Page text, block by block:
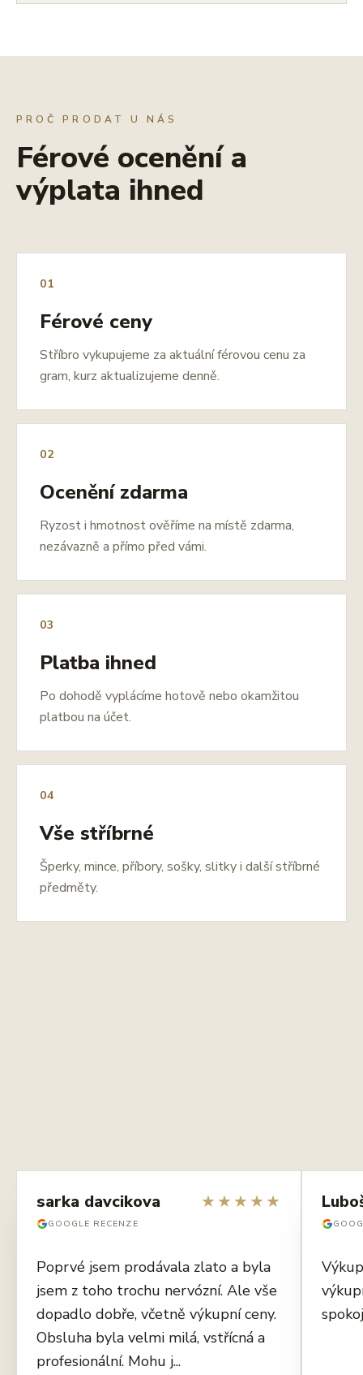
PROČ PRODAT U NÁS
Férové ocenění a
výplata ihned
01
Férové ceny
Stříbro vykupujeme za aktuální férovou cenu za
gram, kurz aktualizujeme denně.
02
Ocenění zdarma
Ryzost i hmotnost ověříme na místě zdarma,
nezávazně a přímo před vámi.
03
Platba ihned
Po dohodě vyplácíme hotově nebo okamžitou
platbou na účet.
04
Vše stříbrné
Šperky, mince, příbory, sošky, slitky i další stříbrné
předměty.
sarka davcikova
GOOGLE RECENZE
★★★★★
Poprvé jsem prodávala zlato a byla
jsem z toho trochu nervózní. Ale vše
dopadlo dobře, včetně výkupní ceny.
Obsluha byla velmi milá, vstřícná a
profesionální. Mohu j...